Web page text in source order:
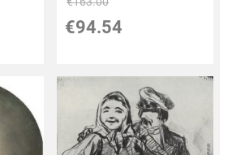
€94.54